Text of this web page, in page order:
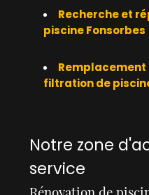
Recherche et
piscine Fonsorbes
Remplacement
filtration de
Notre zone
service